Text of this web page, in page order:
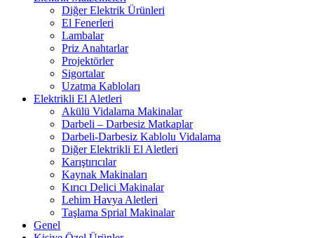
Diğer Elektrik Ürünleri
El Fenerleri
Lambalar
Priz Anahtarlar
Projektörler
Sigortalar
Uzatma Kabloları
Elektrikli El Aletleri
Akülü Vidalama Makinalar
Darbeli – Darbesiz Matkaplar
Darbeli-Darbesiz Kablolu Vidalama
Diğer Elektrikli El Aletleri
Karıştırıcılar
Kaynak Makinaları
Kırıcı Delici Makinalar
Lehim Havya Aletleri
Taşlama Sprial Makinalar
Genel